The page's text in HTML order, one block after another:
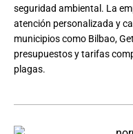
seguridad ambiental. La
atención personalizada y
municipios como Bilbao,
presupuestos y tarifas
plagas.